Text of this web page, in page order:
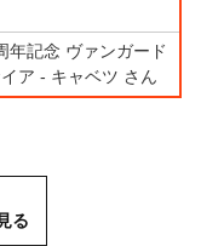
年記念 ヴァンガード
ア - キャベツ さん
る